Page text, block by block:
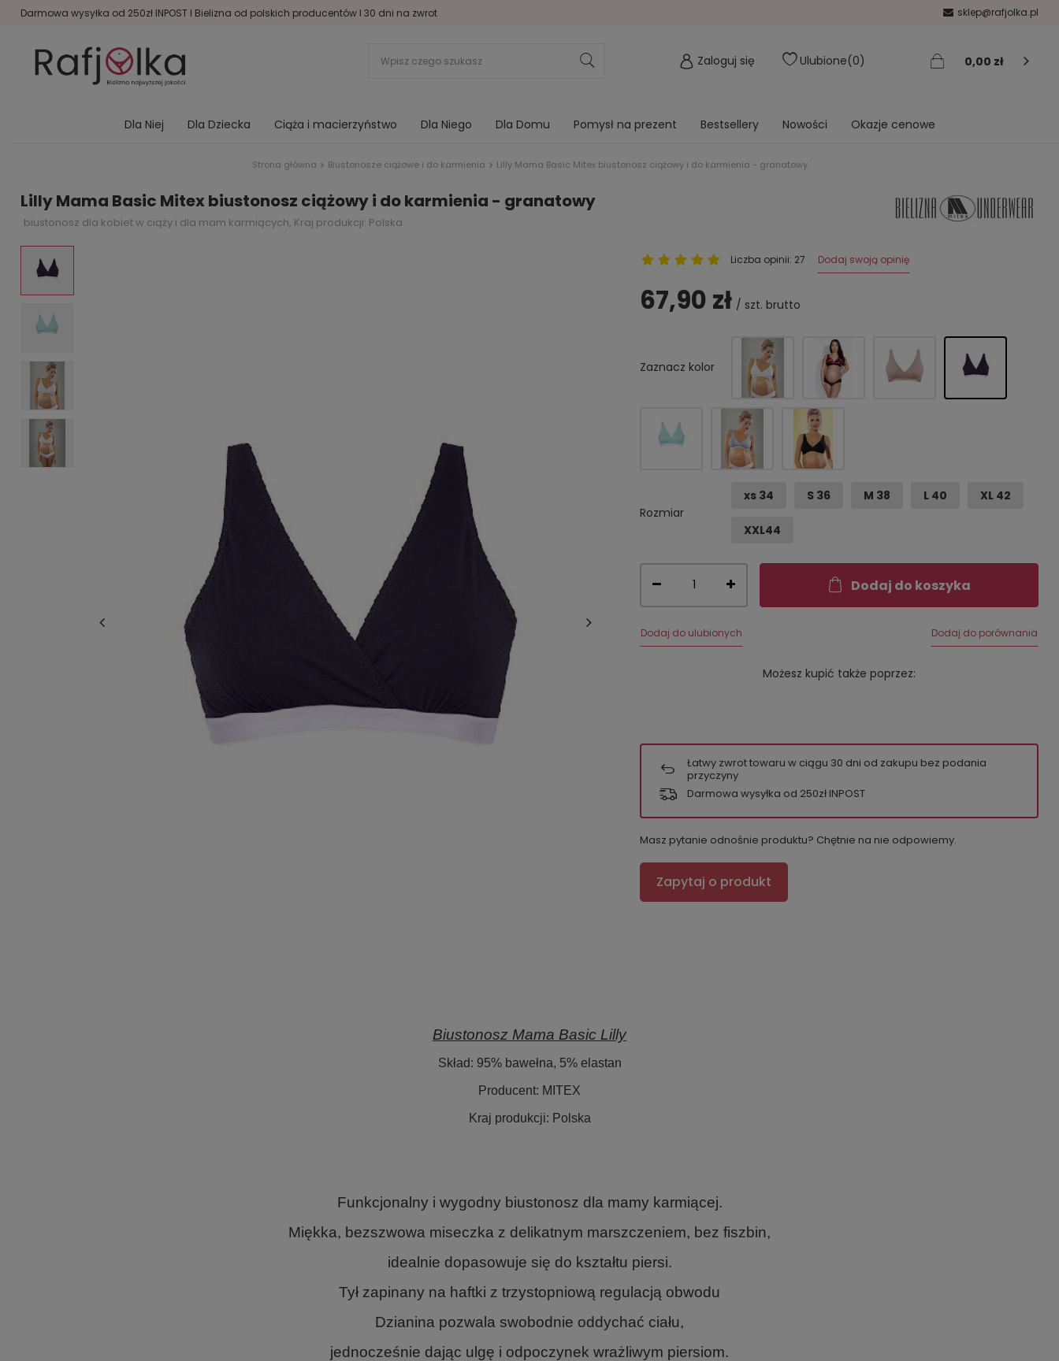
Darmowa wysyłka od 250zł INPOST I Bielizna od polskich producentów I 30 dni na zwrot sklep@rafjolka.pl
Zaloguj się Ulubione 0 0,00 zł
Dla Niej Dla Dziecka Ciąża i macierzyństwo Dla Niego Dla Domu Pomysł na prezent Bestsellery Nowości Okazje cenowe
Strona główna Biustonosze ciążowe i do karmienia Lilly Mama Basic Mitex biustonosz ciążowy i do karmienia - granatowy
Lilly Mama Basic Mitex biustonosz ciążowy i do karmienia - granatowy
biustonosz dla kobiet w ciąży i dla mam karmiących, Kraj produkcji: Polska
Liczba opinii: 27 Dodaj swoją opinię
67,90 zł / szt. brutto
Zaznacz kolor
Rozmiar
xs 34 S 36 M 38 L 40 XL 42
XXL44
Dodaj do koszyka
Dodaj do ulubionych Dodaj do porównania
Możesz kupić także poprzez:
Łatwy zwrot towaru w ciągu 30 dni od zakupu bez podania
przyczyny
Darmowa wysyłka od 250zł INPOST
Masz pytanie odnośnie produktu? Chętnie na nie odpowiemy.
Zapytaj o produkt
Biustonosz Mama Basic Lilly
Skład: 95% bawełna, 5% elastan
Producent: MITEX
Kraj produkcji: Polska
Funkcjonalny i wygodny biustonosz dla mamy karmiącej.
Miękka, bezszwowa miseczka z delikatnym marszczeniem, bez fiszbin,
idealnie dopasowuje się do kształtu piersi.
Tył zapinany na haftki z trzystopniową regulacją obwodu
Dzianina pozwala swobodnie oddychać ciału,
jednocześnie dając ulgę i odpoczynek wrażliwym piersiom.